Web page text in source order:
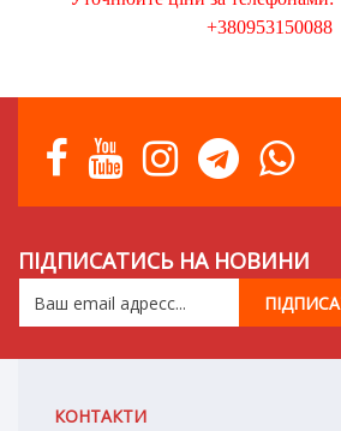
+380953150088
ПІДПИСАТИСЬ НА НОВИНИ
КОНТАКТИ